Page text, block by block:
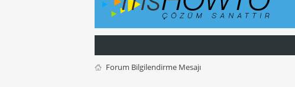
Forum Bilgilendirme Mesajı